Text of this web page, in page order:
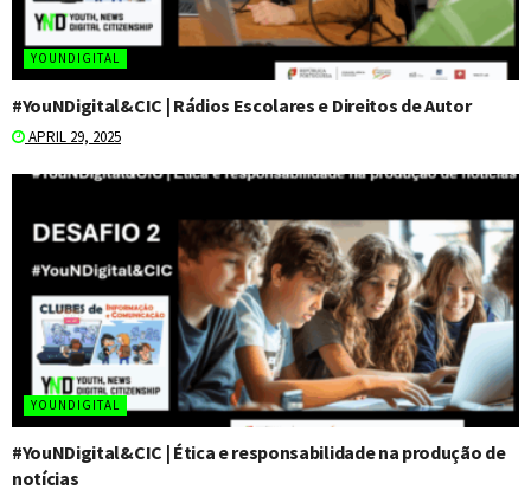
YOUNDIGITAL
#YouNDigital&CIC | Rádios Escolares e Direitos de Autor
APRIL 29, 2025
YOUNDIGITAL
#YouNDigital&CIC | Ética e responsabilidade na produção de
notícias